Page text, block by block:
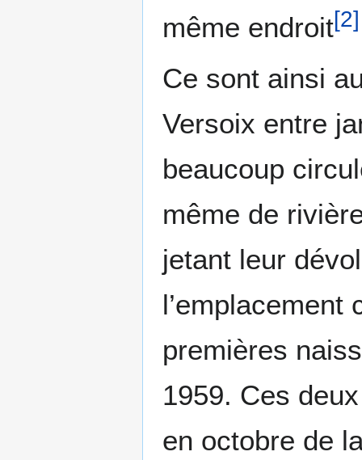
même endroit[2]
Ce sont ainsi
Versoix entre
beaucoup
même de
jetant leur
premières
1959. Ces
en octobre de